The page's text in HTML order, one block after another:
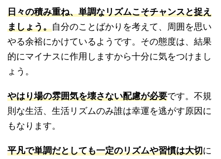
日々の積み重ね、単調なリズムこそチャンスと捉え
ましょう。自分のことばかりを考えて、周囲を思い
やる余裕にかけているようです。その態度は、結果
的にマイナスに作用しますから十分に気をつけまし
ょう。
やはり場の雰囲気を壊さない配慮が必要です。不規
則な生活、生活リズムのみ誰は幸運を逃がす原因に
もなります。
平凡で単調だとしても一定のリズムや習慣は大切に